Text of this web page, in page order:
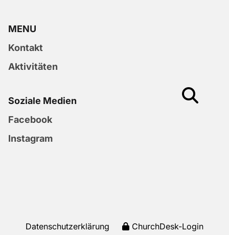
MENU
Kontakt
Aktivitäten
Soziale Medien
Facebook
Instagram
Datenschutzerklärung ChurchDesk-Login